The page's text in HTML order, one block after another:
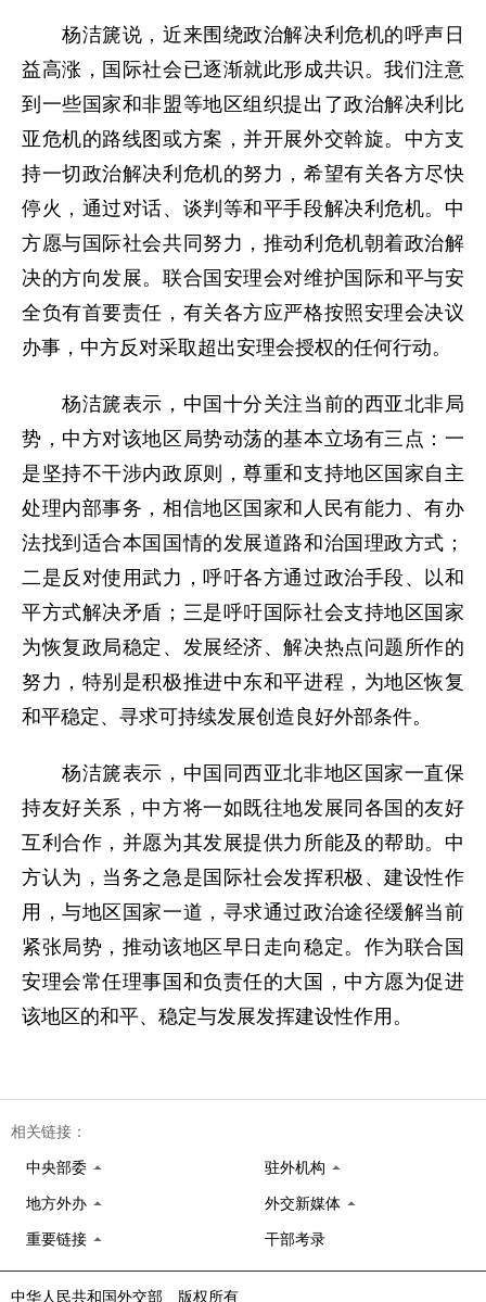
杨洁篪说，近来围绕政治解决利危机的呼声日
益高涨，国际社会已逐渐就此形成共识。我们注意
到一些国家和非盟等地区组织提出了政治解决利比
亚危机的路线图或方案，并开展外交斡旋。中方支
持一切政治解决利危机的努力，希望有关各方尽快
停火，通过对话、谈判等和平手段解决利危机。中
方愿与国际社会共同努力，推动利危机朝着政治解
决的方向发展。联合国安理会对维护国际和平与安
全负有首要责任，有关各方应严格按照安理会决议
办事，中方反对采取超出安理会授权的任何行动。
杨洁篪表示，中国十分关注当前的西亚北非局
势，中方对该地区局势动荡的基本立场有三点：一
是坚持不干涉内政原则，尊重和支持地区国家自主
处理内部事务，相信地区国家和人民有能力、有办
法找到适合本国国情的发展道路和治国理政方式；
二是反对使用武力，呼吁各方通过政治手段、以和
平方式解决矛盾；三是呼吁国际社会支持地区国家
为恢复政局稳定、发展经济、解决热点问题所作的
努力，特别是积极推进中东和平进程，为地区恢复
和平稳定、寻求可持续发展创造良好外部条件。
杨洁篪表示，中国同西亚北非地区国家一直保
持友好关系，中方将一如既往地发展同各国的友好
互利合作，并愿为其发展提供力所能及的帮助。中
方认为，当务之急是国际社会发挥积极、建设性作
用，与地区国家一道，寻求通过政治途径缓解当前
紧张局势，推动该地区早日走向稳定。作为联合国
安理会常任理事国和负责任的大国，中方愿为促进
该地区的和平、稳定与发展发挥建设性作用。
相关链接：
中央部委 驻外机构
地方外办 外交新媒体
重要链接 干部考录
中华人民共和国外交部 版权所有